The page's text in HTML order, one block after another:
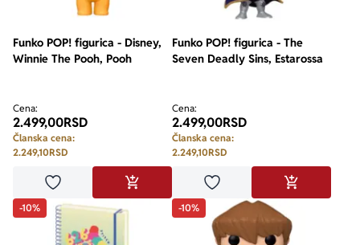
Funko POP! figurica - Disney,
Winnie The Pooh, Pooh
Cena:
2.499,00RSD
Članska cena:
2.249,10RSD
Dodaj u omiljeneDODAJ U KORPU
Funko POP! figurica - The
Seven Deadly Sins, Estarossa
Cena:
2.499,00RSD
Članska cena:
2.249,10RSD
Dodaj u omiljeneDODAJ U
-10% -10%
Ekranizovane knjige
E-knjige
Autori
Poezija
Biografija
Bojan Ljubenović
Milica Jakovljević Mir-Jam
Peter Handke
Elif Šafak